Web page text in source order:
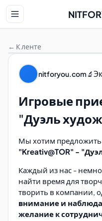
← К ленте
nitforyou.com🔬
Игровые
"Дуэль
Мы хотим предложить
"Kreativ@TOR" -
Каждый из нас -
найти время для
творить в компании,
внимание и
желание к